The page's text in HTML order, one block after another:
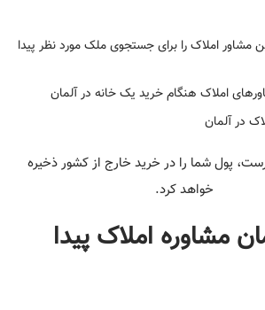
مشاور املاک را برای جستجوی ملک مورد نظر پیدا
املاک هنگام خرید یک خانه در آلمان
در آلمان
پول شما را در خرید خارج از کشور ذخیره
خواهد کرد.
مشاوره املاک پیدا